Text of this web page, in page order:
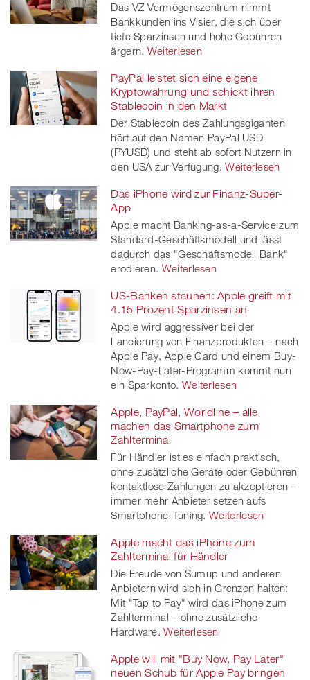
Das VZ Vermögenszentrum nimmt
Bankkunden ins Visier, die sich über
tiefe Sparzinsen und hohe Gebühren
ärgern. Weiterlesen
PayPal leistet sich eine eigene
Kryptowährung und schickt ihren
Stablecoin in den Markt
Der Stablecoin des Zahlungsgiganten
hört auf den Namen PayPal USD
(PYUSD) und steht ab sofort Nutzern in
den USA zur Verfügung. Weiterlesen
Das iPhone wird zur Finanz-Super-
App
Apple macht Banking-as-a-Service zum
Standard-Geschäftsmodell und lässt
dadurch das "Geschäftsmodell Bank"
erodieren. Weiterlesen
US-Banken staunen: Apple greift mit
4.15 Prozent Sparzinsen an
Apple wird aggressiver bei der
Lancierung von Finanzprodukten – nach
Apple Pay, Apple Card und einem Buy-
Now-Pay-Later-Programm kommt nun
ein Sparkonto. Weiterlesen
Apple, PayPal, Worldline – alle
machen das Smartphone zum
Zahlterminal
Für Händler ist es einfach praktisch,
ohne zusätzliche Geräte oder Gebühren
kontaktlose Zahlungen zu akzeptieren –
immer mehr Anbieter setzen aufs
Smartphone-Tuning. Weiterlesen
Apple macht das iPhone zum
Zahlterminal für Händler
Die Freude von Sumup und anderen
Anbietern wird sich in Grenzen halten:
Mit "Tap to Pay" wird das iPhone zum
Zahlterminal – ohne zusätzliche
Hardware. Weiterlesen
Apple will mit "Buy Now, Pay Later"
neuen Schub für Apple Pay bringen